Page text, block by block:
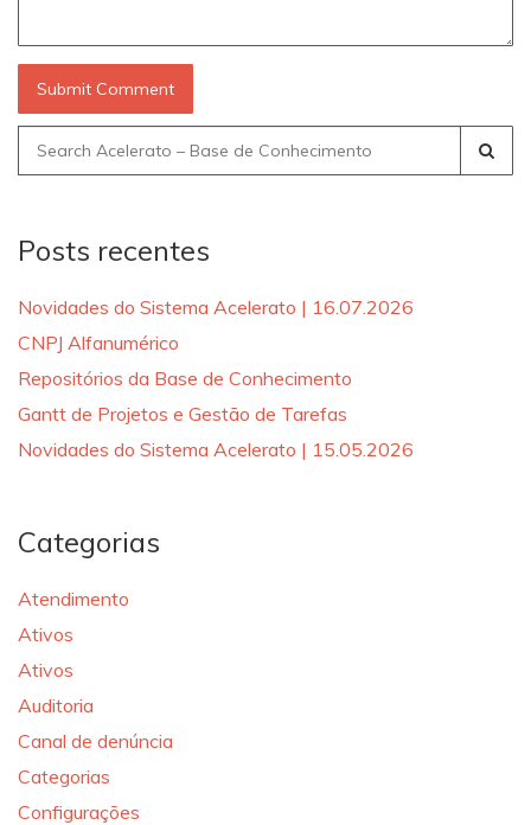
Search
for:
Posts recentes
Novidades do Sistema Acelerato | 16.07.2026
CNPJ Alfanumérico
Repositórios da Base de Conhecimento
Gantt de Projetos e Gestão de Tarefas
Novidades do Sistema Acelerato | 15.05.2026
Categorias
Atendimento
Ativos
Ativos
Auditoria
Canal de denúncia
Categorias
Configurações